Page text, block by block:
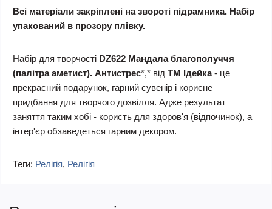
Всі матеріали закріплені на звороті підрамника. Набір
упакований в прозору плівку.
Набір для творчості DZ622 Мандала благополуччя
(палітра аметист). Антистрес*,* від ТМ Ідейка- це
прекрасний подарунок, гарний сувенір і корисне
придбання для творчого дозвілля. Адже результат
заняття таким хобі - користь для здоров'я (відпочинок), а
інтер'єр обзаведеться гарним декором.
Теги: Релігія, Релігія